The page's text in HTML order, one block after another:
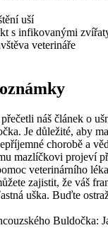
⁤uší
s infikovanými
veterináře
náš článek o
Je důležité, aby
chorobě a
mazlíčkovi projeví
veterinárního
zajistit, že⁢ váš
⁢uška. Buďte